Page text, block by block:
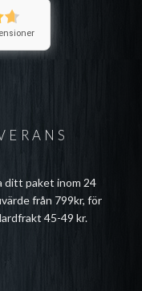
ditt paket inom 24
från 799kr, för
45-49 kr.